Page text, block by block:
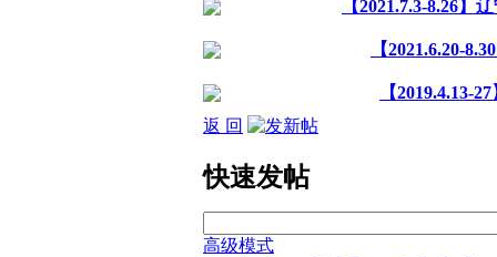
【2021.7.3-8.26】
【2021.6.20-
【2019.4.13-
返 回
快速发帖
高级模式